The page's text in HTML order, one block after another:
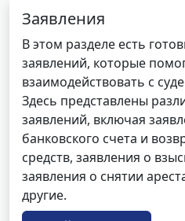
Заявления
В этом разделе есть
заявлений, которые
взаимодействовать с
Здесь представлены
заявлений, включая
банковского счета и
средств, заявления о
заявления о снятии
другие.